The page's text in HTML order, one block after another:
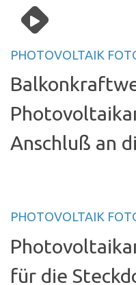
PHOTOVOLTAIK
Anschluß an
PHOTOVOLTAIK
für die